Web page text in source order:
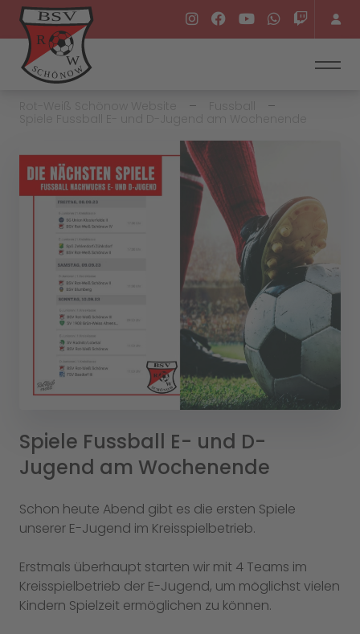
Spiele Fussball E- und D-
Jugend am Wochenende
Schon heute Abend gibt es die ersten Spiele
unserer E-Jugend im Kreisspielbetrieb.
Erstmals überhaupt starten wir mit 4 Teams im
Kreisspielbetrieb der E-Jugend, um möglichst vielen
Kindern Spielzeit ermöglichen zu können.